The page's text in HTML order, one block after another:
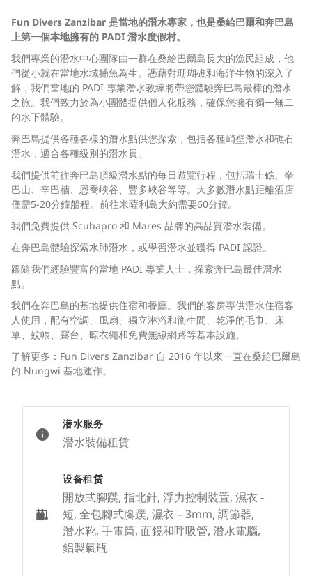
Fun Divers Zanzibar 是當地的潛水專家，也是桑給巴爾和奔巴島
上第一個本地擁有的 PADI 潛水度假村。
我們專業的潛水中心團隊由一群在桑給巴爾島長大的漁民組成，他
們從小就在當地水域捕魚為生。憑藉對珊瑚礁和海洋生物的深入了
解，我們當地的 PADI 專業潛水教練將帶您體驗奔巴島最棒的潛水
之旅。我們致力於為小團體提供個人化服務，確保您擁有獨一無二
的水下體驗。
奔巴島提供各種各樣的潛水點供您探索，包括各種峭壁潛水和礁石
潛水，適合各種級別的潛水員。
我們提供前往奔巴島頂級潛水點的每日遊覽行程，包括瑞士礁、辛
巴山、辛巴牆、恩喬峽谷、豐多峽谷等等。大多數潛水點距離酒店
僅需5-20分鐘船程。前往米薩利島大約需要60分鐘。
我們免費提供 Scubapro 和 Mares 品牌的高品質潛水裝備。
在奔巴島體驗探索水肺潛水，或學習潛水並獲得 PADI 認證。
跟隨我們經驗豐富的當地 PADI 專業人士，探索奔巴島最佳潛水
點。
我們在奔巴島的基地提供住宿和餐廳。我們的客房專供潛水住宿客
人使用，配有空調、風扇、獨立淋浴和衛生間、乾淨的毛巾、床
單、蚊帳、露台、晾衣繩和免費無線網路等基本設施。
了解更多：Fun Divers Zanzibar 自 2016 年以來一直在桑給巴爾島
的 Nungwi 基地運作。
潜水服务
潛水裝備租賃
设备租赁
開放式腳蹼, 指北針, 浮力控制裝置, 濕衣 -
短, 全包腳式腳蹼, 濕衣 – 3mm, 調節器,
潛水靴, 手電筒, 面鏡和呼吸管, 潛水電腦,
鋁製氣瓶